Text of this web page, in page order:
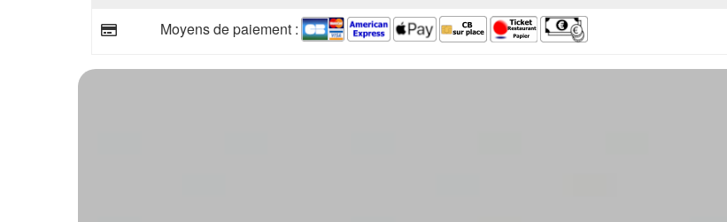
Moyens de paiement :